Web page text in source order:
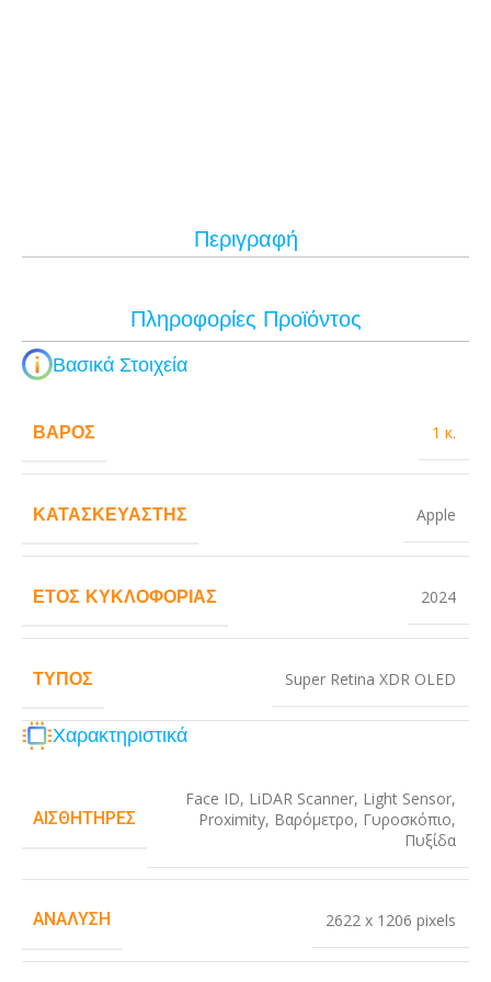
Περιγραφή
Πληροφορίες Προϊόντος
Βασικά Στοιχεία
ΒΆΡΟΣ 1 κ.
ΚΑΤΑΣΚΕΥΑΣΤΉΣ Apple
ΈΤΟΣ ΚΥΚΛΟΦΟΡΊΑΣ 2024
ΤΎΠΟΣ Super Retina XDR OLED
Χαρακτηριστικά
ΑΙΣΘΗΤΉΡΕΣ
Face ID, LiDAR Scanner, Light Sensor,
Proximity, Βαρόμετρο, Γυροσκόπιο,
Πυξίδα
ΑΝΆΛΥΣΗ 2622 x 1206 pixels